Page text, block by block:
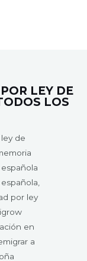
LEY DE
LOS